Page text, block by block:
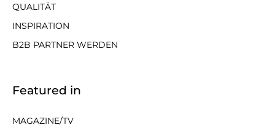
QUALITÄT
INSPIRATION
B2B PARTNER WERDEN
Featured in
MAGAZINE/TV